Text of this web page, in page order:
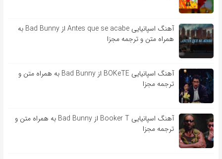
آهنگ اسپانیایی Antes que se acabe از Bad Bunny به
همراه متن و ترجمه مجزا
آهنگ اسپانیایی BOKeTE از Bad Bunny به همراه متن و
ترجمه مجزا
آهنگ اسپانیایی Booker T از Bad Bunny به همراه متن و
ترجمه مجزا